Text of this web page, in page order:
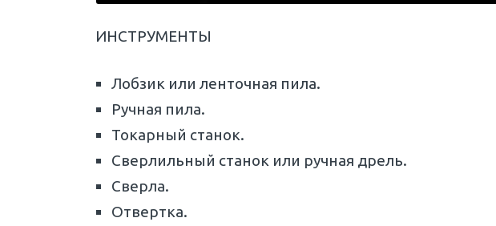
ИНСТРУМЕНТЫ
Лобзик или ленточная пила.
Ручная пила.
Токарный станок.
Сверлильный станок или ручная дрель.
Сверла.
Отвертка.